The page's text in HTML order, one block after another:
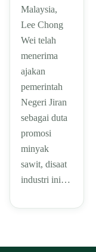
Malaysia,
Lee Chong
Wei telah
menerima
ajakan
pemerintah
Negeri Jiran
sebagai duta
promosi
minyak
sawit, disaat
industri ini…